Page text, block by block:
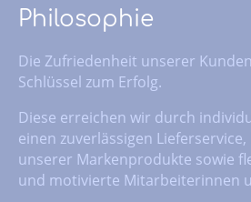
Philosophie
Die Zufriedenheit unserer
Schlüssel zum Erfolg.
Diese erreichen wir durch
einen zuverlässigen
unserer Markenprodukte sowie
und motivierte Mitarbeiterinnen